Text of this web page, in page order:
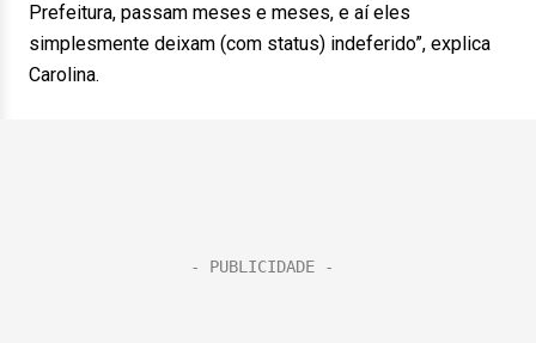
Prefeitura, passam meses e meses, e aí eles
simplesmente deixam (com status) indeferido”, explica
Carolina.